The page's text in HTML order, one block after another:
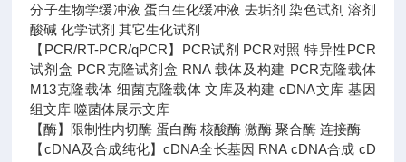
分子生物学缓冲液 蛋白生化缓冲液 去垢剂 染色试剂 溶剂
酸碱 化学试剂 其它生化试剂
【PCR/RT-PCR/qPCR】PCR试剂 PCR对照 特异性PCR
试剂盒 PCR克隆试剂盒 RNA 载体及构建 PCR克隆载体
M13克隆载体 细菌克隆载体 文库及构建 cDNA文库 基因
组文库 噬菌体展示文库
【酶】限制性内切酶 蛋白酶 核酸酶 激酶 聚合酶 连接酶
【cDNA及合成纯化】cDNA全长基因 RNA cDNA合成 cD